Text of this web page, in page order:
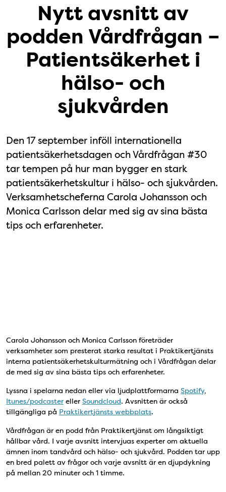
Nytt avsnitt av
podden Vårdfrågan –
Patientsäkerhet i
hälso- och
sjukvården
Den 17 september inföll internationella
patientsäkerhetsdagen och Vårdfrågan #30
tar tempen på hur man bygger en stark
patientsäkerhetskultur i hälso- och sjukvården.
Verksamhetscheferna Carola Johansson och
Monica Carlsson delar med sig av sina bästa
tips och erfarenheter.
Carola Johansson och Monica Carlsson företräder
verksamheter som presterat starka resultat i Praktikertjänsts
interna patientsäkerhetskulturmätning och i Vårdfrågan delar
de med sig av sina bästa tips och erfarenheter.
Lyssna i spelarna nedan eller via ljudplattformarna Spotify,
Itunes/podcaster eller Soundcloud. Avsnitten är också
tillgängliga på Praktikertjänsts webbplats.
Vårdfrågan är en podd från Praktikertjänst om långsiktigt
hållbar vård. I varje avsnitt intervjuas experter om aktuella
ämnen inom tandvård och hälso- och sjukvård. Podden tar upp
en bred palett av frågor och varje avsnitt är en djupdykning
på mellan 20 minuter och 1 timme.